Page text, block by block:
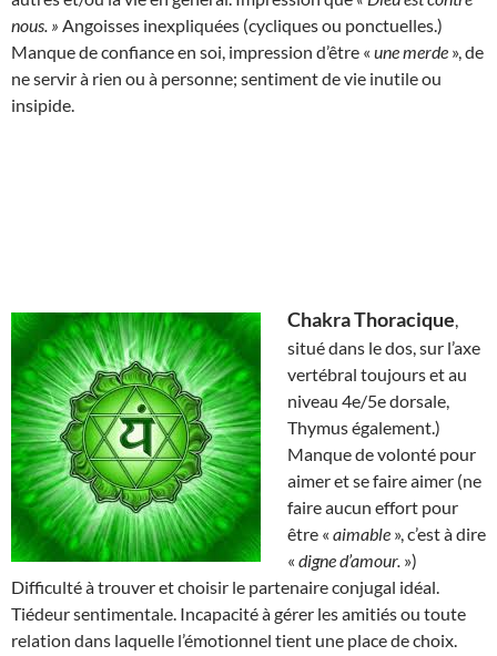
nous. » Angoisses inexpliquées (cycliques ou ponctuelles.)
Manque de confiance en soi, impression d’être « une merde », de
ne servir à rien ou à personne; sentiment de vie inutile ou
insipide.
Chakra Thoracique,
situé dans le dos, sur l’axe
vertébral toujours et au
niveau 4e/5e dorsale,
Thymus également.)
Manque de volonté pour
aimer et se faire aimer (ne
faire aucun effort pour
être « aimable », c’est à dire
« digne d’amour. »)
Difficulté à trouver et choisir le partenaire conjugal idéal.
Tiédeur sentimentale. Incapacité à gérer les amitiés ou toute
relation dans laquelle l’émotionnel tient une place de choix.